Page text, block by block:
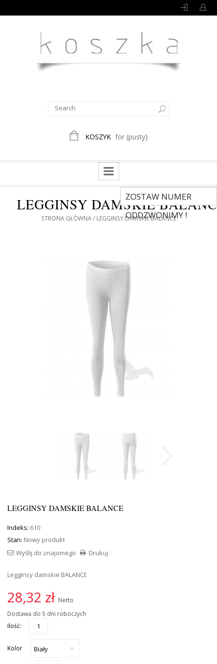
KOSZYK for (pusty)
ZOSTAW NUMER
ODDZWONIMY !
LEGGINSY DAMSKIE
STRONA GŁÓWNA LEGGINSY DAMSKIE BALANCE
LEGGINSY DAMSKIE BALANCE
Indeks: 610
Stan: Nowy produkt
Drukuj
Wyślij do znajomego
Legginsy damskie BALANCE
28,32 zł Netto
Dostawa do 5 dni roboczych
Ilość:
Kolor